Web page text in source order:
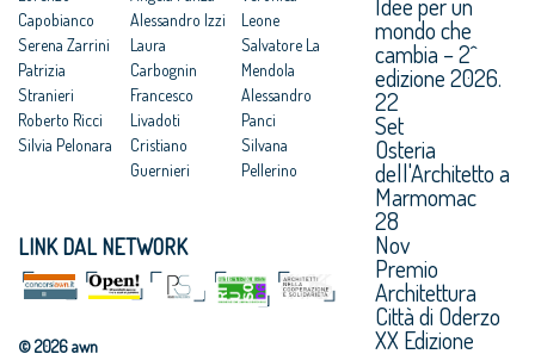
Capobianco
Serena Zarrini
Patrizia
Stranieri
Roberto Ricci
Silvia Pelonara
Alessandro Izzi
Laura
Carbognin
Francesco
Livadoti
Cristiano
Guernieri
Leone
Salvatore La
Mendola
Alessandro
Panci
Silvana
Pellerino
LINK DAL NETWORK
© 2026 awn
mondo che
cambia – 2^
edizione 2026.
22
Set
Osteria
dell'Architetto a
Marmomac
28
Nov
Premio
Architettura
Città di Oderzo
XX Edizione